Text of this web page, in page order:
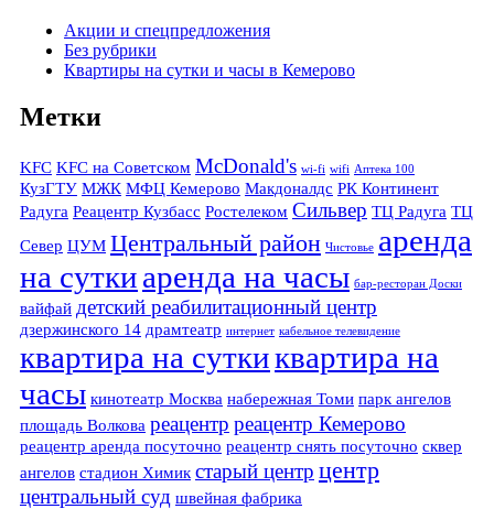
Акции и спецпредложения
Без рубрики
Квартиры на сутки и часы в Кемерово
Метки
KFC KFC на Советском McDonald's wi-fi wifi Аптека 100
КузГТУ МЖК МФЦ Кемерово Макдоналдс РК Континент
Радуга Реацентр Кузбасс Ростелеком Сильвер ТЦ Радуга ТЦ
Север ЦУМ Центральный район Чистовье аренда
на суткиаренда на часы бар-ресторан Доски
вайфай детский реабилитационный центр
дзержинского 14 драмтеатр интернет кабельное телевидение
квартира на суткиквартира на
часы кинотеатр Москва набережная Томи парк ангелов
площадь Волкова реацентр реацентр Кемерово
реацентр аренда посуточно реацентр снять посуточно сквер
ангелов стадион Химик старый центр центр
центральный суд швейная фабрика